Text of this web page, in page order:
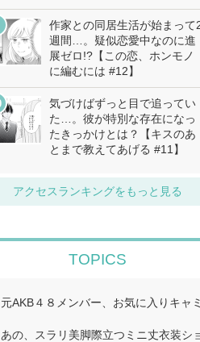
作家との同居生活が始まって
週間…。疑似恋愛中なのに進
展ゼロ!?【この恋、ホンモノ
に編むには #12】
気づけばずっと目で追ってい
た…。彼が特別な存在になっ
たきっかけとは？【キスのあ
とまで教えてあげる #11】
アクセスランキングをもっと見る
TOPICS
元AKB４８メンバー、お気に入りキ
あの、スラリ美脚際立つミニ丈衣装